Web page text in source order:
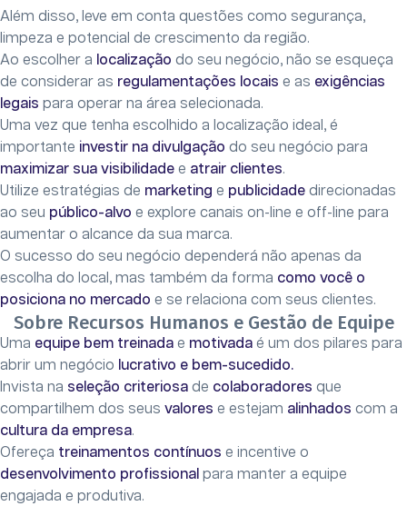
Além disso, leve em conta questões como segurança,
limpeza e potencial de crescimento da região.
Ao escolher a localização do seu negócio, não se esqueça
de considerar as regulamentações locais e as exigências
legais para operar na área selecionada.
Uma vez que tenha escolhido a localização ideal, é
importante investir na divulgação do seu negócio para
maximizar sua visibilidade e atrair clientes.
Utilize estratégias de marketing e publicidade direcionadas
ao seu público-alvo e explore canais on-line e off-line para
aumentar o alcance da sua marca.
O sucesso do seu negócio dependerá não apenas da
escolha do local, mas também da forma como você o
posiciona no mercado e se relaciona com seus clientes.
Sobre Recursos Humanos e Gestão de Equipe
Uma equipe bem treinada e motivada é um dos pilares para
abrir um negócio lucrativo e bem-sucedido.
Invista na seleção criteriosa de colaboradores que
compartilhem dos seus valores e estejam alinhados com a
cultura da empresa.
Ofereça treinamentos contínuos e incentive o
desenvolvimento profissional para manter a equipe
engajada e produtiva.